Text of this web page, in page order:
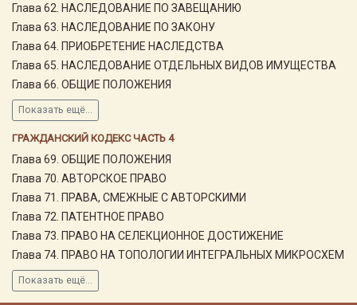
Глава 62. НАСЛЕДОВАНИЕ ПО ЗАВЕЩАНИЮ
Глава 63. НАСЛЕДОВАНИЕ ПО ЗАКОНУ
Глава 64. ПРИОБРЕТЕНИЕ НАСЛЕДСТВА
Глава 65. НАСЛЕДОВАНИЕ ОТДЕЛЬНЫХ ВИДОВ ИМУЩЕСТВА
Глава 66. ОБЩИЕ ПОЛОЖЕНИЯ
Показать ещё...
ГРАЖДАНСКИЙ КОДЕКС ЧАСТЬ 4
Глава 69. ОБЩИЕ ПОЛОЖЕНИЯ
Глава 70. АВТОРСКОЕ ПРАВО
Глава 71. ПРАВА, СМЕЖНЫЕ С АВТОРСКИМИ
Глава 72. ПАТЕНТНОЕ ПРАВО
Глава 73. ПРАВО НА СЕЛЕКЦИОННОЕ ДОСТИЖЕНИЕ
Глава 74. ПРАВО НА ТОПОЛОГИИ ИНТЕГРАЛЬНЫХ МИКРОСХЕМ
Показать ещё...